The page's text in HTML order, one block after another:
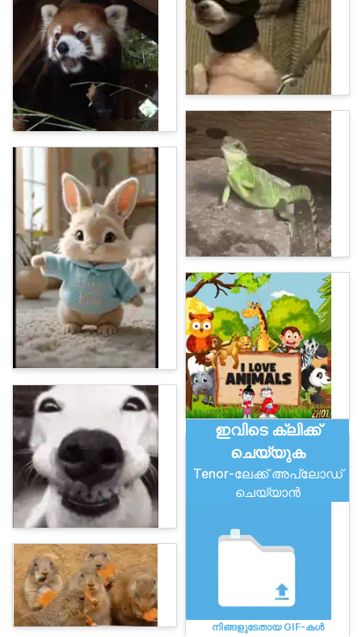
ഇവിടെ ക്ലിക്ക്
ചെയ്യുക
Tenor-ലേക്ക് അപ്‌ലോഡ്
ചെയ്യാൻ
നിങ്ങളുടേതായ GIF-കൾ